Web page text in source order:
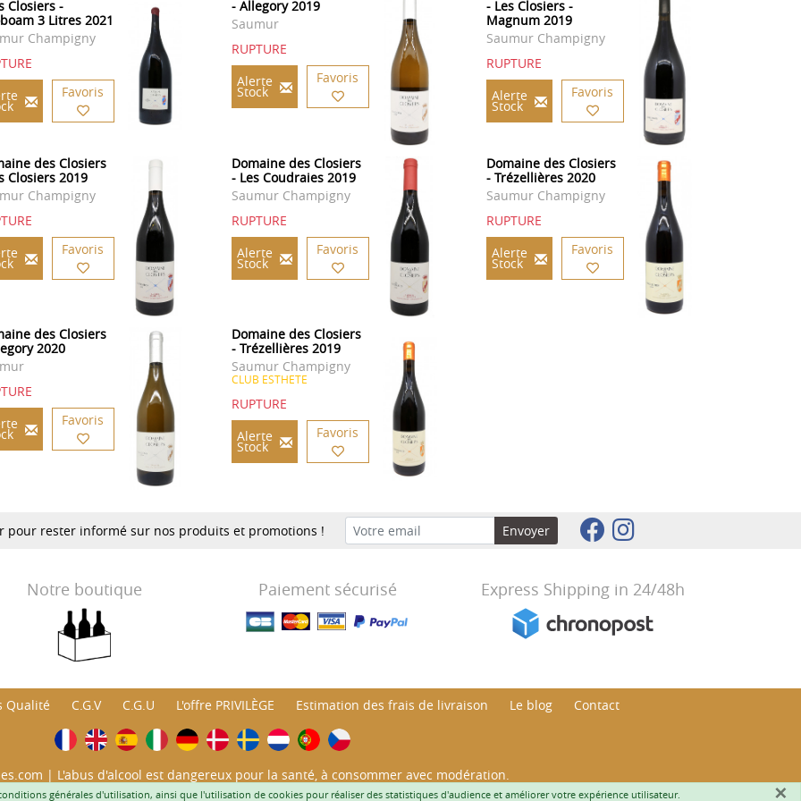
Closiers -
3 Litres 2021
Champigny
Favoris
- Allegory 2019
Saumur
RUPTURE
Alerte
Stock
Favoris
- Les Closiers -
Magnum 2019
Saumur Champigny
RUPTURE
Alerte
Stock
Favoris
des Closiers
Closiers 2019
Champigny
Favoris
Domaine des Closiers
- Les Coudraies 2019
Saumur Champigny
RUPTURE
Alerte
Stock
Favoris
Domaine des Closiers
- Trézellières 2020
Saumur Champigny
RUPTURE
Alerte
Stock
Favoris
des Closiers
2020
Favoris
Domaine des Closiers
- Trézellières 2019
Saumur Champigny
CLUB ESTHETE
RUPTURE
Alerte
Stock
Favoris
pour rester informé sur nos produits et promotions ! Envoyer
Notre boutique Paiement sécurisé Express Shipping in 24/48h
Qualité C.G.V C.G.U L'offre PRIVILÈGE Estimation des frais de livraison Le blog Contact
| L'abus d'alcool est dangereux pour la santé, à consommer avec modération.
aux mineurs de moins de 18 ans. Code de la Santé publique , Art. L.3342-1 et L.3353-3 | © Adelysnet ×
générales d'utilisation, ainsi que l'utilisation de cookies pour réaliser des statistiques d'audience et améliorer votre expérience utilisateur.